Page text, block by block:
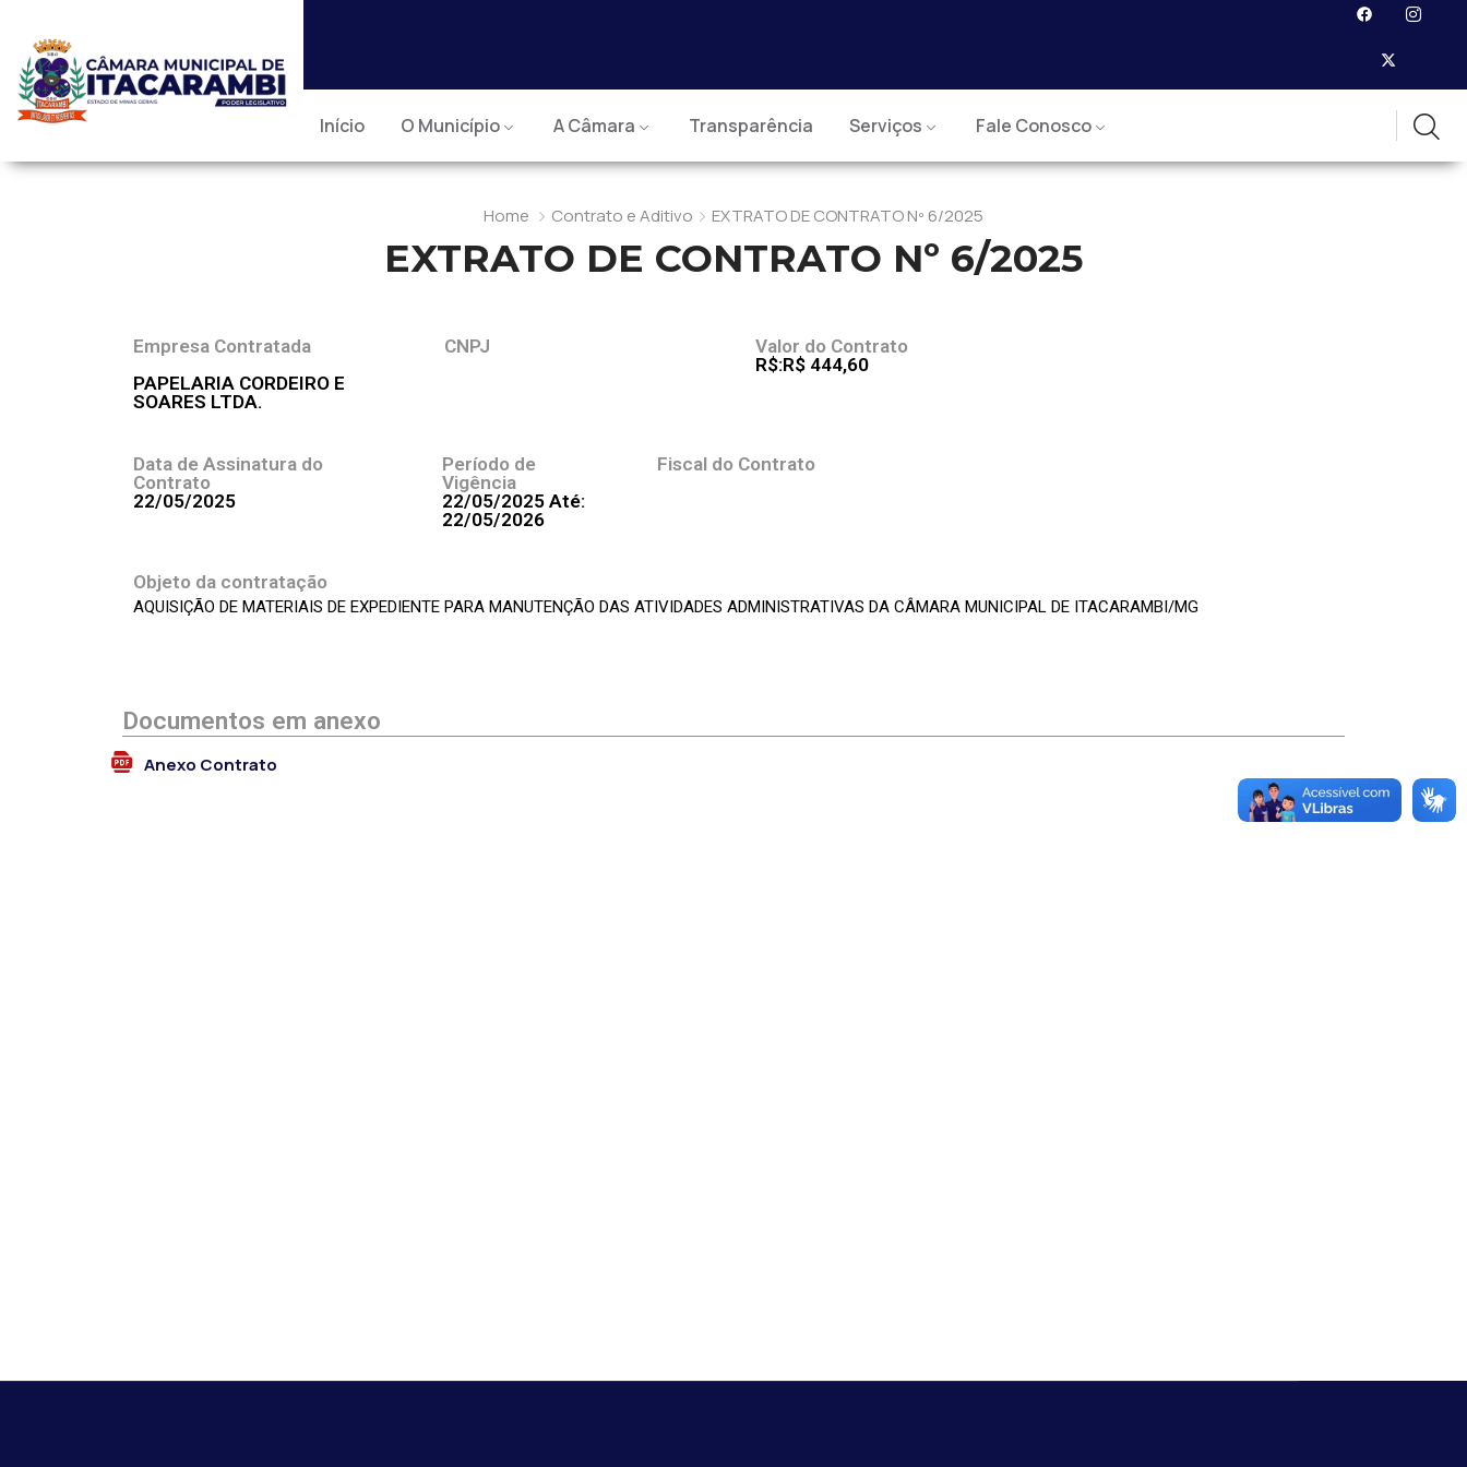
Início O Município A Câmara Transparência Serviços Fale Conosco
Home Contrato e Aditivo EXTRATO DE CONTRATO Nº 6/2025
EXTRATO DE CONTRATO Nº 6/2025
Empresa Contratada
PAPELARIA CORDEIRO E
SOARES LTDA.
CNPJ
Valor do Contrato
R$:R$ 444,60
Data de Assinatura do
Contrato
22/05/2025
Período de
Vigência
22/05/2025 Até:
22/05/2026
Fiscal do Contrato
Objeto da contratação
AQUISIÇÃO DE MATERIAIS DE EXPEDIENTE PARA MANUTENÇÃO DAS ATIVIDADES ADMINISTRATIVAS DA CÂMARA MUNICIPAL DE ITACARAMBI/MG
Documentos em anexo
Anexo Contrato